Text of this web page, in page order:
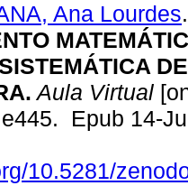
Ana Lourdes.
Aula Virtual
Epub 14-
10.5281/